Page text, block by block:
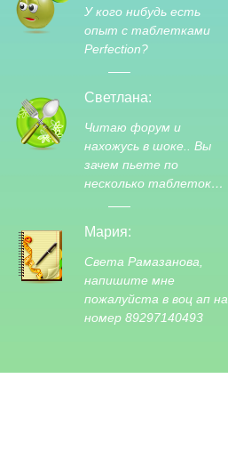
У кого нибудь есть
опыт с таблетками
Perfection?
Светлана:
Читаю форум и
нахожусь в шоке.. Вы
зачем пьете по
несколько таблеток…
Мария:
Света Рамазанова,
напишите мне
пожалуйста в воц ап на
номер 89297140493